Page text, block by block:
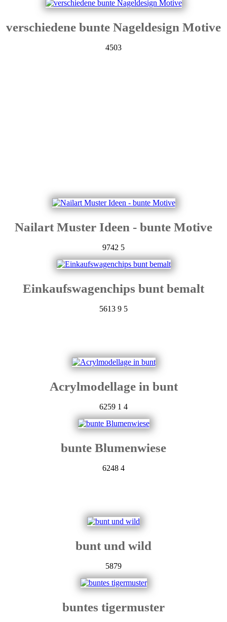
verschiedene bunte Nageldesign Motive
4503
Nailart Muster Ideen - bunte Motive
9742 5
Einkaufswagenchips bunt bemalt
5613 9 5
Acrylmodellage in bunt
6259 1 4
bunte Blumenwiese
6248 4
bunt und wild
5879
buntes tigermuster